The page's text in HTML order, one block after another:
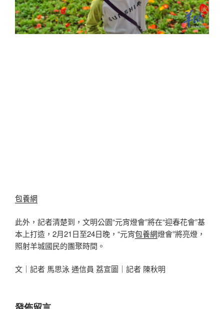
包養網
此外，記者清楚到，文明公園“元宵燈會”將在“迎春花會”基
本上打造，2月21日至24日晚，“元宵包養網燈會”將亮燈，
照射羊城國民的團聚時間。
文｜記者 馬思泳 通信員 荔宣圖｜記者 陳秋明